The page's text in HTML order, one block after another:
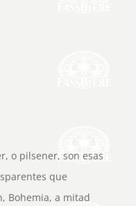
o pilsener, son esas
que
Bohemia, a mitad